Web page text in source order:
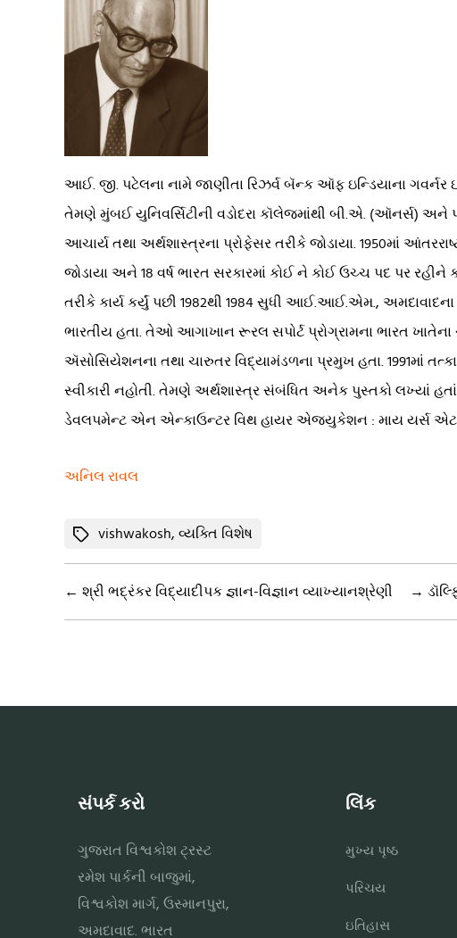
આઈ. જી. પટેલના નામે જાણીતા રિઝર્વ બૅન્ક ઑફ ઇન્ડિયાના ગવર્નર
તેમણે મુંબઈ યુનિવર્સિટીની વડોદરા કૉલેજમાંથી બી.એ. (ઑનર્સ) અને
આચાર્ય તથા અર્થશાસ્ત્રના પ્રોફેસર તરીકે જોડાયા. 1950માં
જોડાયા અને 18 વર્ષ ભારત સરકારમાં કોઈ ને કોઈ ઉચ્ચ પદ પર રહીને
તરીકે કાર્ય કર્યું પછી 1982થી 1984 સુધી આઈ.આઈ.એમ.,
ભારતીય હતા. તેઓ આગાખાન રૂરલ સપોર્ટ પ્રોગ્રામના ભારત
ઍસોસિયેશનના તથા ચારુતર વિદ્યામંડળના પ્રમુખ હતા. 1991માં
સ્વીકારી નહોતી. તેમણે અર્થશાસ્ત્ર સંબંધિત અનેક પુસ્તકો લખ્યાં
ડેવલપમેન્ટ એન એન્કાઉન્ટર વિથ હાયર એજ્યુકેશન : માય યર્સ એટ
અનિલ રાવલ
Tagsvishwakosh, વ્યક્તિ વિશેષ
← શ્રી ભદ્રંકર વિદ્યાદીપક જ્ઞાન-વિજ્ઞાન વ્યાખ્યાનશ્રેણી →
સંપર્ક કરો
ગુજરાત વિશ્વકોશ ટ્રસ્ટ
રમેશ પાર્કની બાજુમાં,
વિશ્વકોશ માર્ગ, ઉસ્માનપુરા,
અમદાવાદ. ભારત
લિંક
મુખ્ય પૃષ્ઠ
પરિચય
ઇતિહાસ